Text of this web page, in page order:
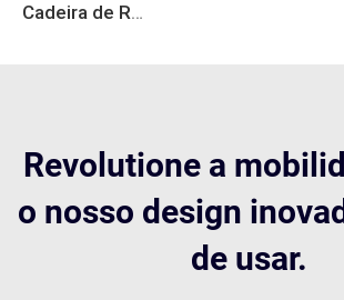
Cadeira de Rodas Elétrica Dobrável com Controle Remoto
Revolutione a
o nosso design
de usar.